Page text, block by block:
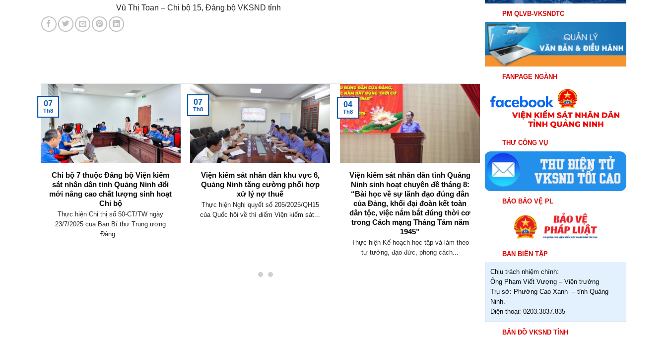
Vũ Thị Toan – Chi bộ 15, Đảng bộ VKSND tỉnh
Chi bộ 7 thuộc Đảng bộ Viện kiểm
sát nhân dân tỉnh Quảng Ninh đổi
mới nâng cao chất lượng sinh hoạt
Chi bộ
Thực hiện Chỉ thị số 50-CT/TW ngày
23/7/2025 cua Ban Bí thư Trung ương
Đảng...
07
Th8
Viện kiểm sát nhân dân khu vực 6,
Quảng Ninh tăng cường phối hợp
xử lý nợ thuế
Thực hiện Nghị quyết số 205/2025/QH15
của Quốc hội về thí điểm Viện kiểm sát...
07
Th8
Viện kiểm sát nhân dân tỉnh Quảng
Ninh sinh hoạt chuyên đề tháng 8:
“Bài học về sự lãnh đạo đúng đắn
của Đảng, khối đại đoàn kết toàn
dân tộc, việc nắm bắt đúng thời cơ
trong Cách mạng Tháng Tám năm
1945”
Thực hiện Kế hoạch học tập và làm theo
tư tưởng, đạo đức, phong cách...
04
Th8
Viện kiểm sát nhân dân tỉnh Quảng
Ninh tổ chức Hội nghị giao ban trực
tháng 8/2026
Sáng ngày 03/8/2026, Viện kiểm sát nhân
dân (VKSND) tỉnh Quảng Ninh tổ chức
Hội...
04
PM QLVB-VKSNDTC
FANPAGE NGÀNH
THƯ CÔNG VỤ
BÁO BẢO VỆ PL
BAN BIÊN TẬP
Chịu trách nhiệm chính:
Ông Phạm Viết Vượng – Viện trưởng
Trụ sở: Phường Cao Xanh – tỉnh Quảng
Ninh.
Điện thoại: 0203.3837.835
BẢN ĐỒ VKSND TỈNH